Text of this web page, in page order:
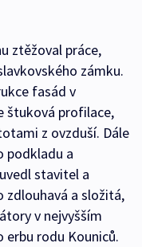
ztěžoval práce,
zámku.
fasád v
štuková profilace,
z ovzduší. Dále
podkladu a
stavitel a
zdlouhavá a složitá,
v nejvyšším
rodu Kouniců.